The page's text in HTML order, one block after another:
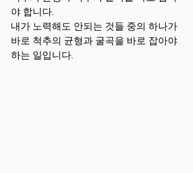
야 합니다.
내가 노력해도 안되는 것들 중의 하나가
바로 척추의 균형과 굴곡을 바로 잡아야
하는 일입니다.